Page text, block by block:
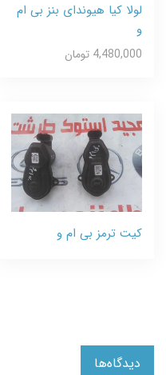
لولا کیا هیوندای بنز بی ام
و
4,480,000 تومان
کیت ترمز بی ام و
دیدگاه‌ها